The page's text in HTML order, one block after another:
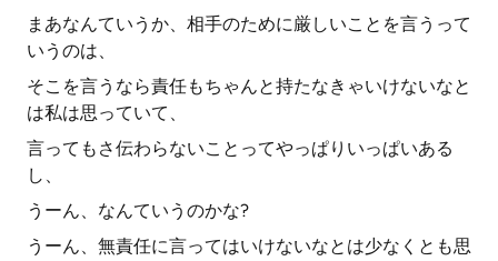
まあなんていうか、相手のために厳しいことを言うって
いうのは、
そこを言うなら責任もちゃんと持たなきゃいけないなと
は私は思っていて、
言ってもさ伝わらないことってやっぱりいっぱいある
し、
うーん、なんていうのかな?
うーん、無責任に言ってはいけないなとは少なくとも思